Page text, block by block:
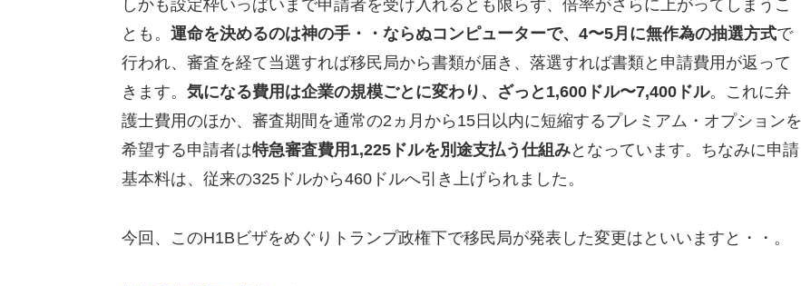
しかも設定枠いっぱいまで申請者を受け入れるとも限らず、倍率がさらに上がってしまうこ
とも。 運命を決めるのは神の手・・ならぬコンピューターで、4〜5月に無作為の抽選方式で
行われ、審査を経て当選すれば移民局から書類が届き、落選すれば書類と申請費用が返って
きます。 気になる費用は企業の規模ごとに変わり、ざっと1,600ドル〜7,400ドル。これに弁
護士費用のほか、審査期間を通常の2ヵ月から15日以内に短縮するプレミアム・オプションを
希望する申請者は特急審査費用1,225ドルを別途支払う仕組みとなっています。ちなみに申請
基本料は、従来の325ドルから460ドルへ引き上げられました。
今回、このH1Bビザをめぐりトランプ政権下で移民局が発表した変更はといいますと・・。